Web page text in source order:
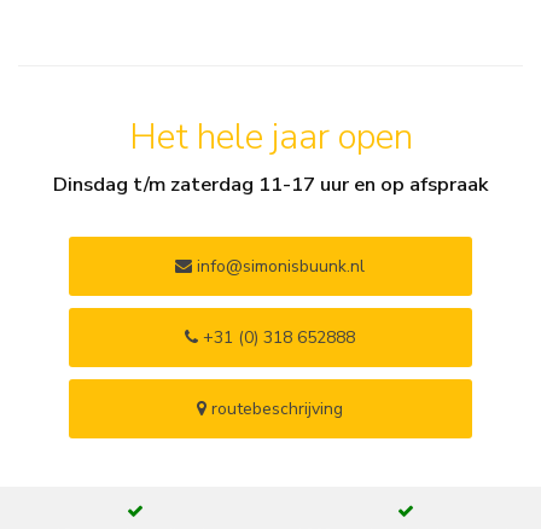
Het hele jaar open
Dinsdag t/m zaterdag 11-17 uur en op afspraak
info@simonisbuunk.nl
+31 (0) 318 652888
routebeschrijving